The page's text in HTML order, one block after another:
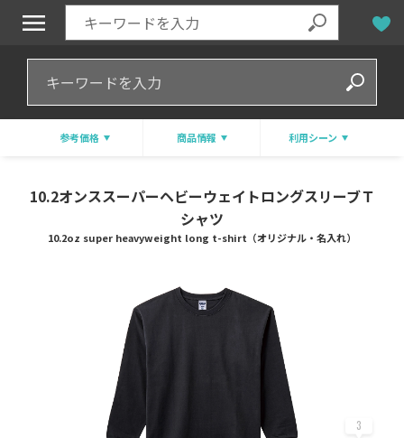
参考価格 商品情報 利用シーン
10.2オンススーパーヘビーウェイトロングスリーブＴ
シャツ
10.2oz super heavyweight long t-shirt（オリジナル・名入れ）
3